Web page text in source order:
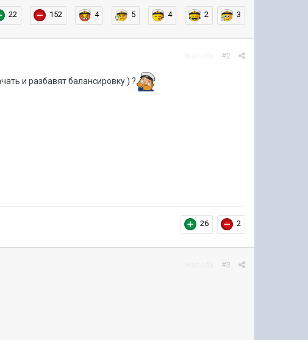
22 152 4 5 4 2 3
#2
и разбавят балансировку ) ?
26 2
#3